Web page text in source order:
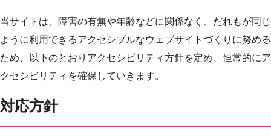
当サイトは、障害の有無や年齢などに関係なく、だれもが同じ
ように利用できるアクセシブルなウェブサイトづくりに努める
ため、以下のとおりアクセシビリティ方針を定め、恒常的にア
クセシビリティを確保していきます。
対応方針